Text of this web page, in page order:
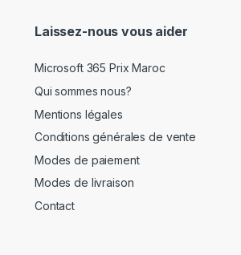
Laissez-nous vous aider
Microsoft 365 Prix Maroc
Qui sommes nous?
Mentions légales
Conditions générales de vente
Modes de paiement
Modes de livraison
Contact